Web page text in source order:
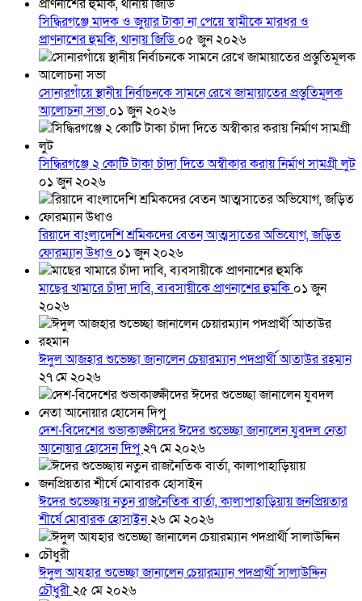
সিদ্ধিরগঞ্জে মাদক ও জুয়ার টাকা না পেয়ে স্বামীকে মারধর ও
প্রাণনাশের হুমকি, থানায় জিডি০৫ জুন ২০২৬
সোনারগাঁয়ে স্থানীয় নির্বাচনকে সামনে রেখে জামায়াতের প্রস্তুতিমূলক
আলোচনা সভা ০১ জুন ২০২৬
সিদ্ধিরগঞ্জে ২ কোটি টাকা চাঁদা দিতে অস্বীকার করায় নির্মাণ সামগ্রী লুট
০১ জুন ২০২৬
রিয়াদে বাংলাদেশি শ্রমিকদের বেতন আত্মসাতের অভিযোগ, জড়িত
ফোরম্যান উধাও ০১ জুন ২০২৬
মাছের খামারে চাঁদা দাবি, ব্যবসায়ীকে প্রাণনাশের হুমকি ০১ জুন
২০২৬
ঈদুল আজহার শুভেচ্ছা জানালেন চেয়ারম্যান পদপ্রার্থী আতাউর রহমান
২৭ মে ২০২৬
দেশ-বিদেশের শুভাকাঙ্ক্ষীদের ঈদের শুভেচ্ছা জানালেন যুবদল নেতা
আনোয়ার হোসেন দিপু২৭ মে ২০২৬
ঈদের শুভেচ্ছায় নতুন রাজনৈতিক বার্তা, কালাপাহাড়িয়ায় জনপ্রিয়তার
শীর্ষে মোবারক হোসাইন২৬ মে ২০২৬
ঈদুল আযহার শুভেচ্ছা জানালেন চেয়ারম্যান পদপ্রার্থী সালাউদ্দিন
চৌধুরী২৫ মে ২০২৬